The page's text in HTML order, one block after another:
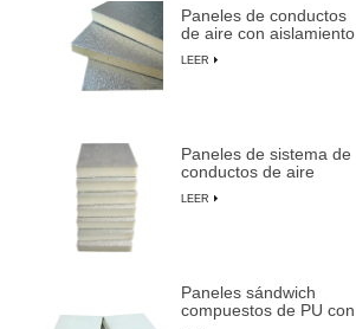
Paneles de conductos
de aire con aislamiento
duraderos y livianos
LEER
Paneles de sistema de
conductos de aire
espuma de PU
LEER
Paneles sándwich
compuestos de PU con